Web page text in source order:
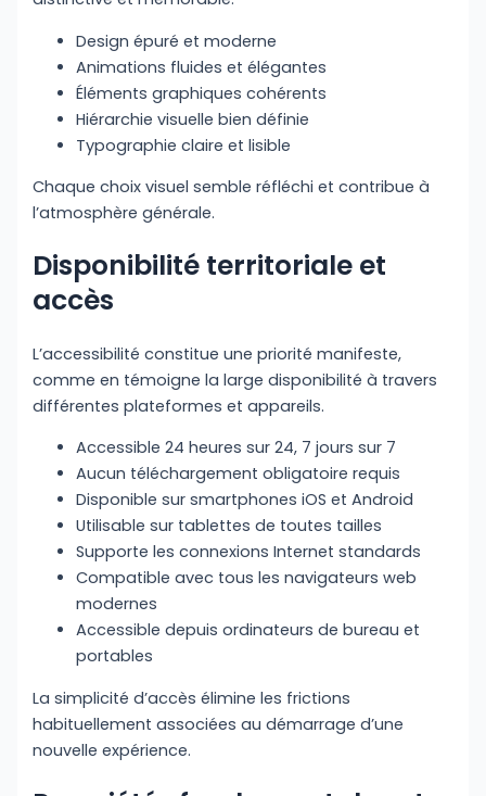
Design épuré et moderne
Animations fluides et élégantes
Éléments graphiques cohérents
Hiérarchie visuelle bien définie
Typographie claire et lisible
Chaque choix visuel semble réfléchi et contribue à
l’atmosphère générale.
Disponibilité territoriale et
accès
L’accessibilité constitue une priorité manifeste,
comme en témoigne la large disponibilité à travers
différentes plateformes et appareils.
Accessible 24 heures sur 24, 7 jours sur 7
Aucun téléchargement obligatoire requis
Disponible sur smartphones iOS et Android
Utilisable sur tablettes de toutes tailles
Supporte les connexions Internet standards
Compatible avec tous les navigateurs web
modernes
Accessible depuis ordinateurs de bureau et
portables
La simplicité d’accès élimine les frictions
habituellement associées au démarrage d’une
nouvelle expérience.